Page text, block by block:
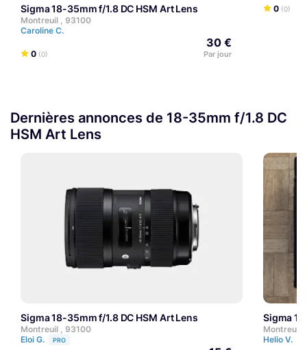
Sigma 18-35mm f/1.8 DC HSM Art Lens
Montreuil , 93100
Caroline C.
0 (0)
30 €
Par jour
0 (0)
Dernières annonces de 18-35mm f/1.8 DC
HSM Art Lens
Sigma 18-35mm f/1.8 DC HSM Art Lens
Montreuil , 93100
Eloi G.
PRO
Sigma
Montreuil
Helio V.